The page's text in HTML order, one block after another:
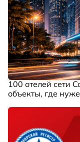
100 отелей сети
объекты, где